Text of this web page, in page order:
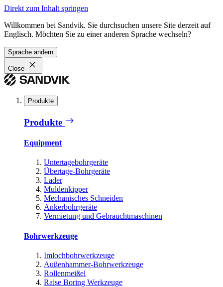
Direkt zum Inhalt springen
Willkommen bei Sandvik. Sie durchsuchen unsere Site derzeit auf
Englisch. Möchten Sie zu einer anderen Sprache wechseln?
Sprache ändern
Close
Produkte
Produkte
Equipment
Untertagebohrgeräte
Übertage-Bohrgeräte
Lader
Muldenkipper
Mechanisches Schneiden
Ankerbohrgeräte
Vermietung und Gebrauchtmaschinen
Bohrwerkzeuge
Imlochbohrwerkzeuge
Außenhammer-Bohrwerkzeuge
Rollenmeißel
Raise Boring Werkzeuge